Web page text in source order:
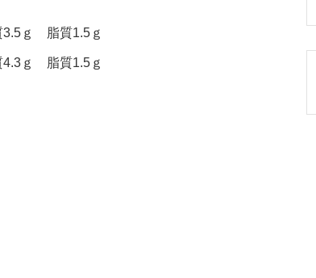
3.5ｇ 脂質1.5ｇ
4.3ｇ 脂質1.5ｇ